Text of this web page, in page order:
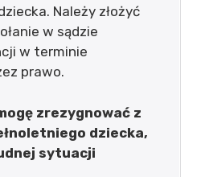
Należy złożyć
w sądzie
w terminie
prawo.
zrezygnować z
dziecka,
sytuacji